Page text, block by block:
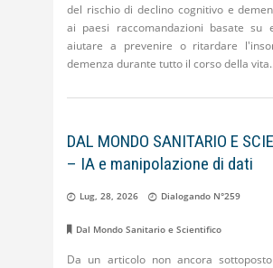
del rischio di declino cognitivo e
ai paesi raccomandazioni basate su
aiutare a prevenire o ritardare
demenza durante tutto il corso della vita
DAL MONDO SANITARIO E
– IA e manipolazione di dati
Lug, 28, 2026 Dialogando N°259
Dal Mondo Sanitario e Scientifico
Da un articolo non ancora